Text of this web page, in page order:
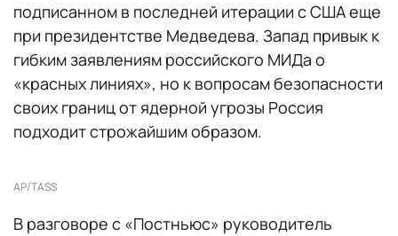
подписанном в последней итерации с США еще
при президентстве Медведева. Запад привык к
гибким заявлениям российского МИДа о
«красных линиях», но к вопросам безопасности
своих границ от ядерной угрозы Россия
подходит строжайшим образом.
AP/TASS
В разговоре с «Постньюс» руководитель